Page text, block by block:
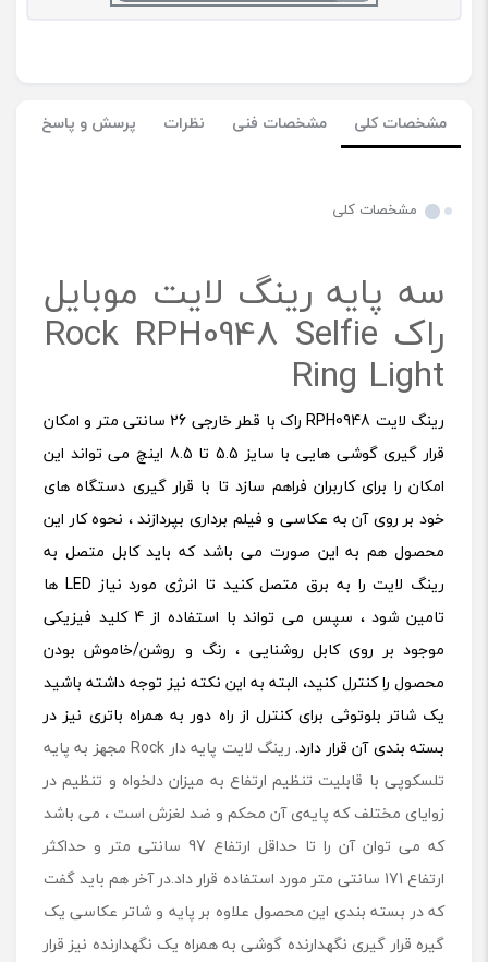
مشخصات کلی مشخصات فنی نظرات پرسش و پاسخ
مشخصات کلی
سه پایه رینگ لایت موبایل
راک Rock RPH0948 Selfie
Ring Light
رینگ لایت RPH0948 راک با قطر خارجی 26 سانتی متر و امکان
قرار گیری گوشی هایی با سایز 5.5 تا 8.5 اینچ می تواند این
امکان را برای کاربران فراهم سازد تا با قرار گیری دستگاه های
خود بر روی آن به عکاسی و فیلم برداری بپردازند ، نحوه کار این
محصول هم به این صورت می باشد که باید کابل متصل به
رینگ لایت را به برق متصل کنید تا انرژی مورد نیاز LED ها
تامین شود ، سپس می تواند با استفاده از 4 کلید فیزیکی
موجود بر روی کابل روشنایی ، رنگ و روشن/خاموش بودن
محصول را کنترل کنید، البته به این نکته نیز توجه داشته باشید
یک شاتر بلوتوثی برای کنترل از راه دور به همراه باتری نیز در
بسته بندی آن قرار دارد.
رینگ لایت پایه دار Rock مجهز به پایه‌
تلسکوپی با قابلیت تنظیم ارتفاع به میزان دلخواه و تنظیم در
زوایای مختلف که پایه‌ی آن محکم و ضد لغزش است ، می باشد
که می توان آن را تا حداقل ارتفاع 97 سانتی متر و حداکثر
ارتفاع 171 سانتی متر مورد استفاده قرار داد.در آخر هم باید گفت
که در بسته بندی این محصول علاوه بر پایه و شاتر عکاسی یک
گیره قرار گیری نگهدارنده گوشی به همراه یک نگهدارنده نیز قرار